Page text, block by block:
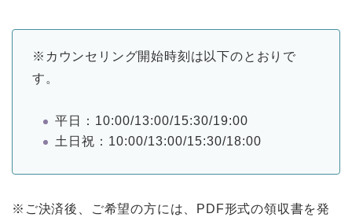
※カウンセリング開始時刻は以下のとおりで
す。
平日：10:00/13:00/15:30/19:00
土日祝：10:00/13:00/15:30/18:00
※ご決済後、ご希望の方には、PDF形式の領収書を発